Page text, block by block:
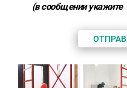
(в сообщении укажите